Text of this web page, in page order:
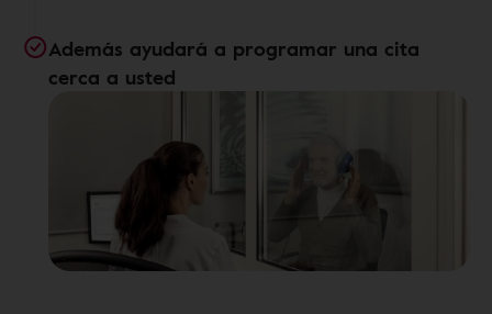
Además ayudará a programar una cita
cerca a usted